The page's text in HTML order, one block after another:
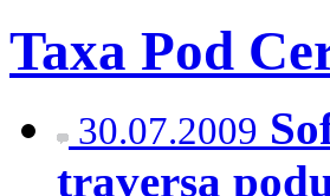
Taxa Pod
30.07.2009
traversa